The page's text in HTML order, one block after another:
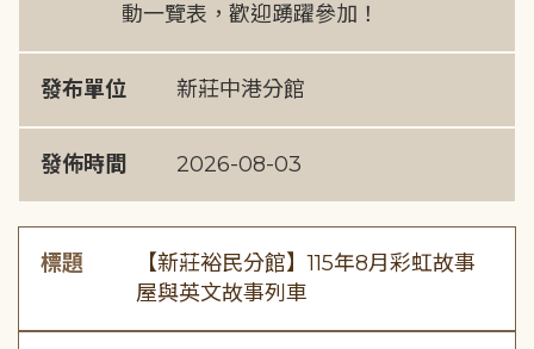
動一覽表，歡迎踴躍參加！
發布單位 新莊中港分館
發佈時間 2026-08-03
標題
【新莊裕民分館】115年8月彩虹故事
屋與英文故事列車